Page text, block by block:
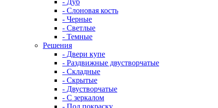
- Дуб
- Слоновая кость
- Черные
- Светлые
- Темные
Решения
- Двери купе
- Раздвижные двустворчатые
- Складные
- Скрытые
- Двустворчатые
- С зеркалом
- Под покраску